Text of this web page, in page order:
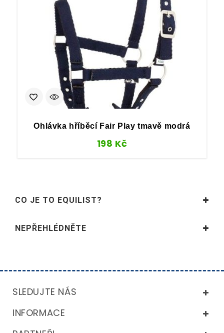
Ohlávka hříběcí Fair Play tmavě modrá
198 Kč
CO JE TO EQUILIST?
NEPŘEHLÉDNĚTE
SLEDUJTE NÁS
INFORMACE